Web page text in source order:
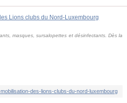
Lions clubs du Nord-Luxembourg
masques, sursalopettes et désinfectants. Dès la
des-lions-clubs-du-nord-luxembourg